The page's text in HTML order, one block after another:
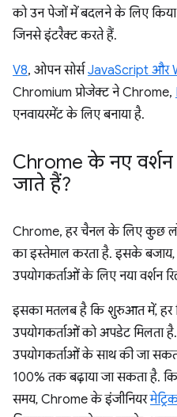
को उन पेजों में बदलने के लिए
जिनसे इंटरैक्ट करते हैं.
V8, ओपन सोर्सJavaScript और
Chromium प्रोजेक्ट ने Chrome,
एनवायरमेंट के लिए बनाया है.
Chrome के नए
जाते हैं?
Chrome, हर चैनल के लिए कुछ
का इस्तेमाल करता है. इसके बजाय,
उपयोगकर्ताओं के लिए नया वर्शन
इसका मतलब है कि शुरुआत में, हर
उपयोगकर्ताओं को अपडेट मिलता
उपयोगकर्ताओं के साथ की जा
100% तक बढ़ाया जा सकता है.
समय, Chrome के इंजीनियर